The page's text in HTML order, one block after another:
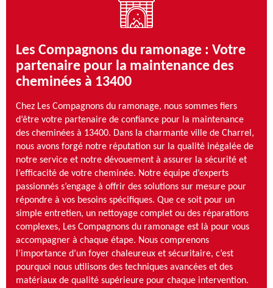
Les Compagnons du ramonage : Votre
partenaire pour la maintenance des
cheminées à 13400
Chez Les Compagnons du ramonage, nous sommes fiers
d’être votre partenaire de confiance pour la maintenance
des cheminées à 13400. Dans la charmante ville de Charrel,
nous avons forgé notre réputation sur la qualité inégalée de
notre service et notre dévouement à assurer la sécurité et
l’efficacité de votre cheminée. Notre équipe d’experts
passionnés s’engage à offrir des solutions sur mesure pour
répondre à vos besoins spécifiques. Que ce soit pour un
simple entretien, un nettoyage complet ou des réparations
complexes, Les Compagnons du ramonage est là pour vous
accompagner à chaque étape. Nous comprenons
l’importance d’un foyer chaleureux et sécuritaire, c’est
pourquoi nous utilisons des techniques avancées et des
matériaux de qualité supérieure pour chaque intervention.